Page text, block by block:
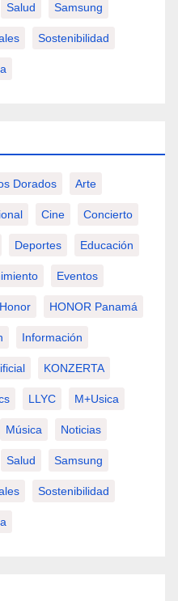
Salud Samsung
Sostenibilidad
Dorados Arte
Cine Concierto
Deportes Educación
Eventos
Honor HONOR Panamá
Información
KONZERTA
LLYC M+usica
Música Noticias
Salud Samsung
Sostenibilidad